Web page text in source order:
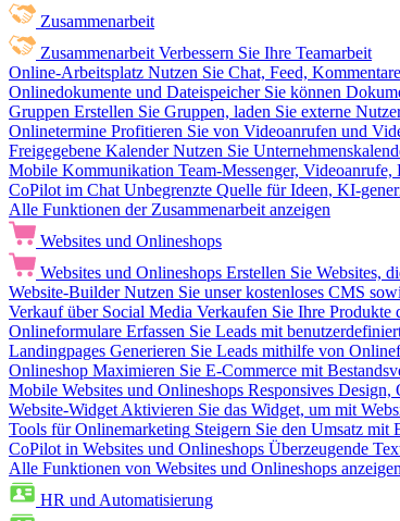
Zusammenarbeit
Zusammenarbeit Verbessern Sie Ihre Teamarbeit
Online-Arbeitsplatz Nutzen Sie Chat, Feed,
Onlinedokumente und Dateispeicher Sie können
Gruppen Erstellen Sie Gruppen, laden Sie externe
Onlinetermine Profitieren Sie von Videoanrufen und
Freigegebene Kalender Nutzen Sie
Mobile Kommunikation Team-Messenger,
CoPilot im Chat Unbegrenzte Quelle für Ideen, KI-
Alle Funktionen der Zusammenarbeit anzeigen
Websites und Onlineshops
Websites und Onlineshops Erstellen Sie Websites,
Website-Builder Nutzen Sie unser kostenloses CMS
Verkauf über Social Media Verkaufen Sie Ihre Produkte
Onlineformulare Erfassen Sie Leads mit
Landingpages Generieren Sie Leads mithilfe von
Onlineshop Maximieren Sie E-Commerce mit
Mobile Websites und Onlineshops Responsives Design,
Website-Widget Aktivieren Sie das Widget, um mit
Tools für Onlinemarketing Steigern Sie den Umsatz
CoPilot in Websites und Onlineshops Überzeugende
Alle Funktionen von Websites und Onlineshops anzeigen
HR und Automatisierung